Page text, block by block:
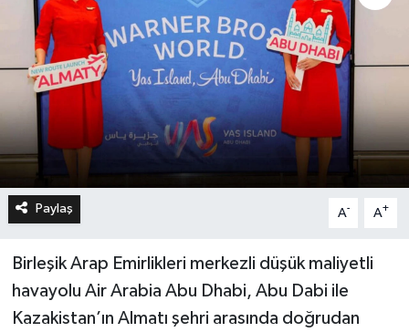
Paylaş A- A+
Birleşik Arap Emirlikleri merkezli düşük maliyetli
havayolu Air Arabia Abu Dhabi, Abu Dabi ile
Kazakistan’ın Almatı şehri arasında doğrudan